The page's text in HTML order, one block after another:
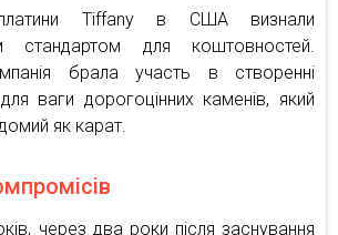
Tiffany в США визнали
стандартом для коштовностей.
брала участь в створенні
ваги дорогоцінних каменів, який
як карат.
через два роки після заснування